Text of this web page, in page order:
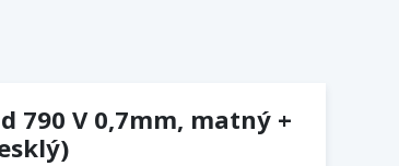
790 V 0,7mm, matný +